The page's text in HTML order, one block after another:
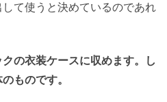
て使うと決めているのであれ
の衣装ケースに収めます。し
ものです。